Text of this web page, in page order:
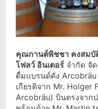
คุณกานต์พิชชา คงสมบั
โฟลว์ อินเตอร์ จำกัด จั
ดื่มแบรนด์ดัง Arcobräu
เกียรติจาก Mr. Holger
Arcobräu) บินตรงจาก